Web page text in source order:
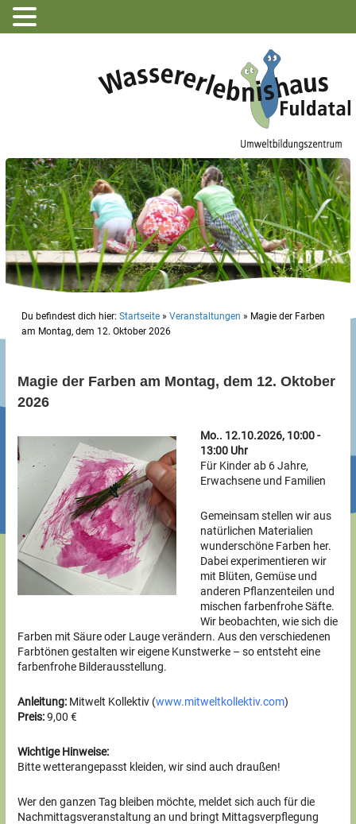
Du befindest dich hier: Startseite » Veranstaltungen » Magie der Farben
am Montag, dem 12. Oktober 2026
Magie der Farben am Montag, dem 12. Oktober
2026
Mo.. 12.10.2026, 10:00 -
13:00 Uhr
Für Kinder ab 6 Jahre,
Erwachsene und Familien
Gemeinsam stellen wir aus
natürlichen Materialien
wunderschöne Farben her.
Dabei experimentieren wir
mit Blüten, Gemüse und
anderen Pflanzenteilen und
mischen farbenfrohe Säfte.
Wir beobachten, wie sich die
Farben mit Säure oder Lauge verändern. Aus den verschiedenen
Farbtönen gestalten wir eigene Kunstwerke – so entsteht eine
farbenfrohe Bilderausstellung.
Anleitung: Mitwelt Kollektiv (www.mitweltkollektiv.com)
Preis:9,00 €
Wichtige Hinweise:
Bitte wetterangepasst kleiden, wir sind auch draußen!
Wer den ganzen Tag bleiben möchte, meldet sich auch für die
Nachmittagsveranstaltung an und bringt Mittagsverpflegung